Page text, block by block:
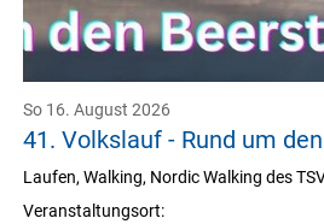
41. Volkslauf - Rund um
So 16. August 2026
Veranstaltungsort:
Laufen, Walking, Nordic Walking des